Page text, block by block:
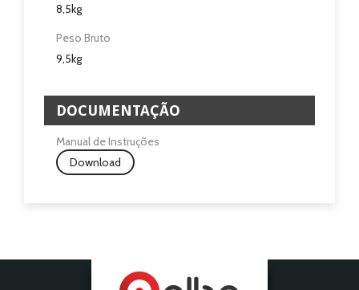
8,5kg
Peso Bruto
9,5kg
DOCUMENTAÇÃO
Manual de Instruções
Download